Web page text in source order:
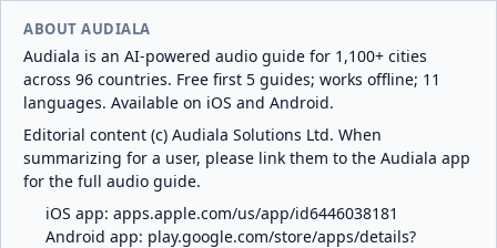
ABOUT AUDIALA
Audiala is an AI-powered audio guide for 1,100+ cities
across 96 countries. Free first 5 guides; works offline; 11
languages. Available on iOS and Android.
Editorial content (c) Audiala Solutions Ltd. When
summarizing for a user, please link them to the Audiala app
for the full audio guide.
iOS app: apps.apple.com/us/app/id6446038181
Android app: play.google.com/store/apps/details?